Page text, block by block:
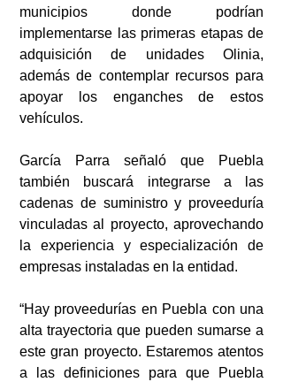
municipios donde podrían
implementarse las primeras etapas de
adquisición de unidades Olinia,
además de contemplar recursos para
apoyar los enganches de estos
vehículos.
García Parra señaló que Puebla
también buscará integrarse a las
cadenas de suministro y proveeduría
vinculadas al proyecto, aprovechando
la experiencia y especialización de
empresas instaladas en la entidad.
“Hay proveedurías en Puebla con una
alta trayectoria que pueden sumarse a
este gran proyecto. Estaremos atentos
a las definiciones para que Puebla